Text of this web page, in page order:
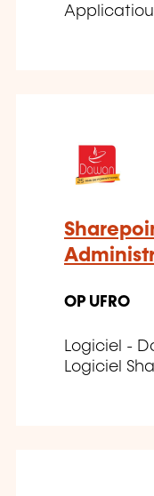
OP UFRO
Logiciel -
Logiciel